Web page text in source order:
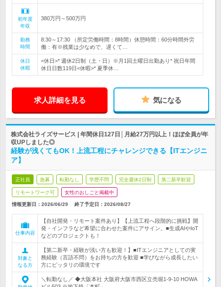
初年度
年収
380万円～500万円
勤務
時間
8:30～17:30 （所定労働時間：8時間）休憩時間：60分時間外労
働：有※残業は少なめで、遅くて…
休日
休暇
<休日>* 週休2日制（土・日）※月1回土曜日出勤あり* 祝日年間
休日日数119日<休暇>* 夏季休…
求人詳細を見る 気になる
株式会社ライズサービス | 年間休日127日│月給27万円以上！ほぼ全員が年
収UPしました◎
経験が浅くてもOK！上流工程にチャレンジできる【ITエンジニ
ア】
正社員 急募 転勤なし 学歴不問 完全週休2日制 第二新卒歓迎
リモートワーク可 女性のおしごと掲載中
情報更新日：2026/06/29 終了予定日： 2026/08/27
仕事内容
【自社開発・リモート案件あり】【上流工程へ段階的に挑戦】開
発・インフラなど希望に合わせた案件にアサイン。■生成AIやIoT
などのプロジェクトも！
対象と
なる方
【第二新卒・経験が浅い方も歓迎！】■ITエンジニアとしての実
務経験（言語不問）をお持ちの方を歓迎 ■学びながら成長したい
方にピッタリの環境です
＼転勤なし／ ◆大阪本社 大阪府大阪市西区立売堀1-9-10 HOWA